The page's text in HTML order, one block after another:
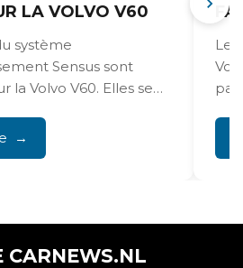
LA VOLVO V60
système
Sensus sont
la Volvo V60. Elles se
par
CARNEWS.NL